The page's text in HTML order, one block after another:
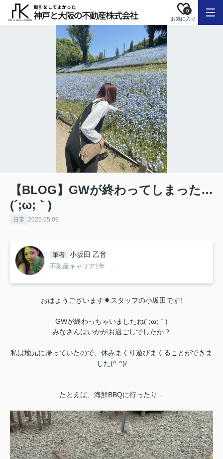
お気に入り
0
【BLOG】GWが終わってしまった…
(´;ω;｀)
日常 2025.05.09
筆者 小坂田 乙音
不動産キャリア1年
おはようございます☀スタッフの小坂田です!
GWが終わっちゃいましたね(´;ω;｀)
みなさんはいかがお過ごしでしたか？
私は地元に帰っていたので、休みまくり遊びまくることができま
した(^-^)/
たとえば、海鮮BBQに行ったり…